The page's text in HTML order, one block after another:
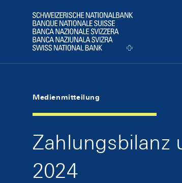
Logo
Medienmitteilung
Zahlungsbilanz
2024